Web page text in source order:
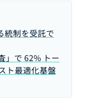
統制を受託で
」で 62% トー
ト最適化基盤